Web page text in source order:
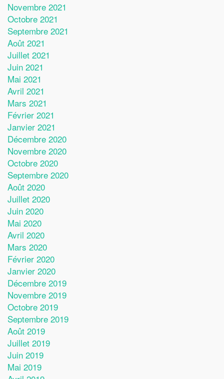
Novembre 2021
Octobre 2021
Septembre 2021
Août 2021
Juillet 2021
Juin 2021
Mai 2021
Avril 2021
Mars 2021
Février 2021
Janvier 2021
Décembre 2020
Novembre 2020
Octobre 2020
Septembre 2020
Août 2020
Juillet 2020
Juin 2020
Mai 2020
Avril 2020
Mars 2020
Février 2020
Janvier 2020
Décembre 2019
Novembre 2019
Octobre 2019
Septembre 2019
Août 2019
Juillet 2019
Juin 2019
Mai 2019